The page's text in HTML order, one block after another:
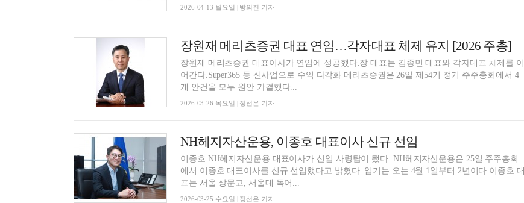
2026-04-13 월요일 | 방의진 기자
장원재 메리츠증권 대표 연임…각자대표 체제 유지 [2026 주총]
장원재 메리츠증권 대표이사가 연임에 성공했다.장 대표는 김종민 대표와 각자대표 체제를 이
어간다.Super365 등 신사업으로 수익 다각화 메리츠증권은 26일 제54기 정기 주주총회에서 4
개 안건을 모두 원안 가결했다...
2026-03-26 목요일 | 정선은 기자
NH헤지자산운용, 이종호 대표이사 신규 선임
이종호 NH헤지자산운용 대표이사가 신임 사령탑이 됐다. NH헤지자산운용은 25일 주주총회
에서 이종호 대표이사를 신규 선임했다고 밝혔다. 임기는 오는 4월 1일부터 2년이다.이종호 대
표는 서울 상문고, 서울대 독어...
2026-03-25 수요일 | 정선은 기자